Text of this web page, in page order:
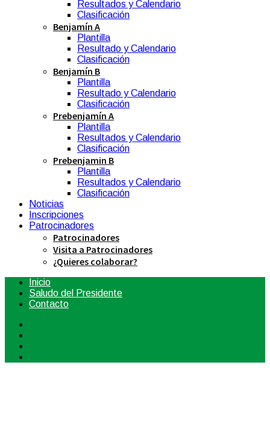
Resultados y Calendario
Clasificación
Benjamín A
Plantilla
Resultado y Calendario
Clasificación
Benjamín B
Plantilla
Resultado y Calendario
Clasificación
Prebenjamín A
Plantilla
Resultados y Calendario
Clasificación
Prebenjamin B
Plantilla
Resultados y Calendario
Clasificación
Noticias
Inscripciones
Patrocinadores
Patrocinadores
Visita a Patrocinadores
¿Quieres colaborar?
Inicio
Saludo del Presidente
Contacto